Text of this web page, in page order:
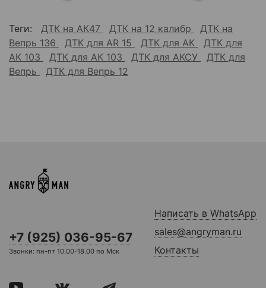
Теги: ДТК на АК47 ДТК на 12 калибр
ДТК на
Вепрь 136
ДТК для AR 15 ДТК для АК
ДТК для
АК 103
ДТК для АК 103 ДТК для АКСУ
ДТК для
Вепрь
ДТК для Вепрь 12
+7 (925) 036-95-67
Звонки: пн-пт 10.00-18.00 по Мск
Написать в WhatsApp
sales@angryman.ru
Контакты